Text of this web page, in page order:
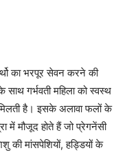
का भरपूर सेवन करने की
साथ गर्भवती महिला को स्वस्थ
है। इसके अलावा फलों के
में मौजूद होते हैं जो प्रेगनेंसी
की मांसपेशियों, हड्डियों के